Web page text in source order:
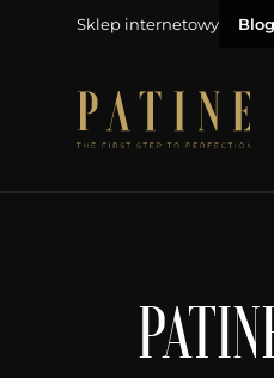
Sklep internetowy Blog